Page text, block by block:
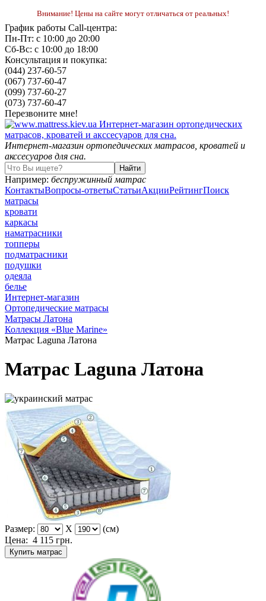
Внимание! Цены на сайте могут отличаться от реальных!
График работы Call-центра:
Пн-Пт: с 10:00 до 20:00
Сб-Вс: с 10:00 до 18:00
Консультация и покупка:
(044) 237-60-57
(067) 737-60-47
(099) 737-60-27
(073) 737-60-47
Перезвоните мне!
Интернет-магазин ортопедических матрасов, кроватей и
акссесуаров для сна.
Например: беспружинный матрас
КонтактыВопросы-ответыСтатьиАкцииРейтингПоиск
матрасы
кровати
каркасы
наматрасники
топперы
подматрасники
подушки
одеяла
белье
Интернет-магазин
Ортопедические матрасы
Матрасы Латона
Коллекция «Blue Marine»
Матрас Laguna Латона
Матрас Laguna Латона
Размер: X
(см)
Цена: 4 115 грн.
Купить матрас